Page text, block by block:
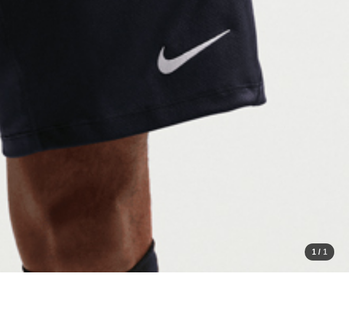
1 / 1